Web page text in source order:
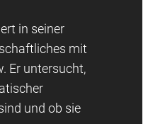
in seiner
mit
Er untersucht,
und ob sie